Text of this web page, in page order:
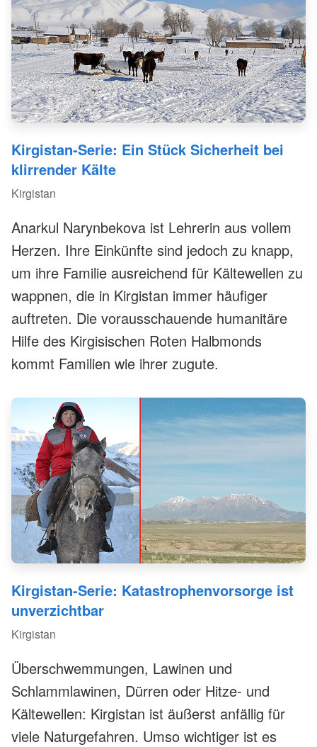
am Beispiel des „Hitzewellen-Protokolls“, dem
Frühwarnprotokoll für Hitzewellen.
Kirgistan-Serie: Ein Stück Sicherheit bei
klirrender Kälte
Kirgistan
Anarkul Narynbekova ist Lehrerin aus vollem
Herzen. Ihre Einkünfte sind jedoch zu knapp,
um ihre Familie ausreichend für Kältewellen zu
wappnen, die in Kirgistan immer häufiger
auftreten. Die vorausschauende humanitäre
Hilfe des Kirgisischen Roten Halbmonds
kommt Familien wie ihrer zugute.
Kirgistan-Serie: Katastrophenvorsorge ist
unverzichtbar
Kirgistan
Überschwemmungen, Lawinen und
Schlammlawinen, Dürren oder Hitze- und
Kältewellen: Kirgistan ist äußerst anfällig für
viele Naturgefahren. Umso wichtiger ist es